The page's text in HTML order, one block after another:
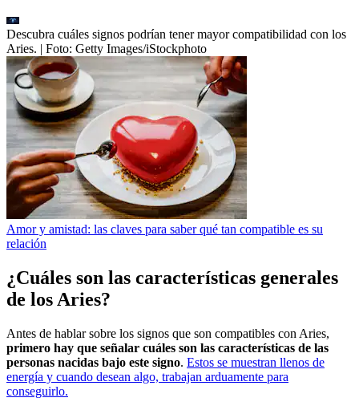
Descubra cuáles signos podrían tener mayor compatibilidad con los
Aries. | Foto: Getty Images/iStockphoto
Amor y amistad: las claves para saber qué tan compatible es su
relación
¿Cuáles son las características generales
de los Aries?
Antes de hablar sobre los signos que son compatibles con Aries,
primero hay que señalar cuáles son las características de las
personas nacidas bajo este signo. Estos se muestran llenos de
energía y cuando desean algo, trabajan arduamente para
conseguirlo.